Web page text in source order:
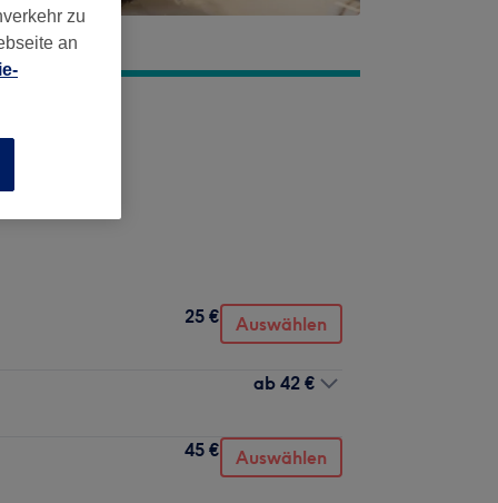
25 € Auswählen
ab 42 €
45 € Auswählen
zu
an